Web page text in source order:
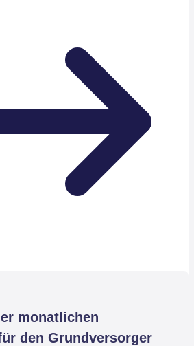
monatlichen
den Grundversorger